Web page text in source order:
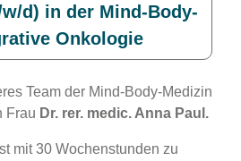
d) in der Mind-Body-
Onkologie
Team der Mind-Body-Medizin
Frau Dr. rer. medic. Anna Paul.
mit 30 Wochenstunden zu